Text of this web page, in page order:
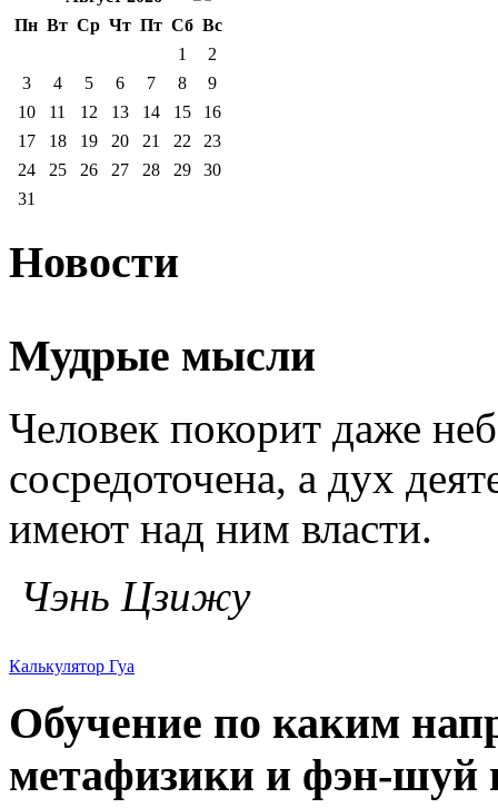
Пн Вт Ср Чт Пт Сб Вс
1
2
3
4 5 6 7 8
9
10
11 12 13 14 15
16
17
18 19 20 21 22
23
24
25 26 27 28 29
30
31
Новости
Мудрые мысли
Человек покорит даже
сосредоточена, а дух
имеют над ним власти.
Чэнь Цзижу
Калькулятор Гуа
Обучение по каким
метафизики и фэн-шуй